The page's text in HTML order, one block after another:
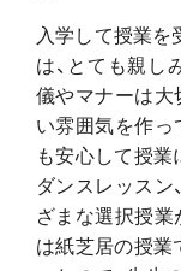
入学して授業
は、とても親し
儀やマナーは大
い雰囲気を作っ
も安心して授
ダンスレッスン
ざまな選択授
は紙芝居の授業